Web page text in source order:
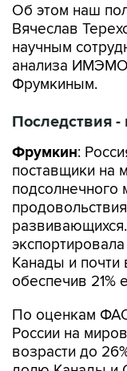
Об этом наш
Вячеслав
научным
анализа
Фрумкиным.
Последствия
Фрумкин:
поставщики на
подсолнечного
Канады и
обеспечив 21%
По оценкам
России на
возрасти до